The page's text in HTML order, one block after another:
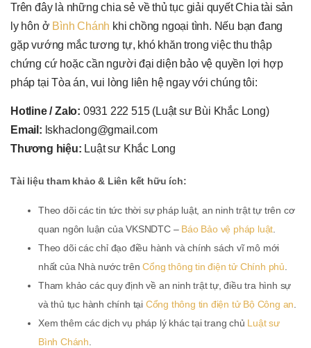
Trên đây là những chia sẻ về thủ tục giải quyết Chia tài sản
ly hôn ở Bình Chánh khi chồng ngoại tình. Nếu bạn đang
gặp vướng mắc tương tự, khó khăn trong việc thu thập
chứng cứ hoặc cần người đại diện bảo vệ quyền lợi hợp
pháp tại Tòa án, vui lòng liên hệ ngay với chúng tôi:
Hotline / Zalo: 0931 222 515 (Luật sư Bùi Khắc Long)
Email: lskhaclong@gmail.com
Thương hiệu: Luật sư Khắc Long
Tài liệu tham khảo & Liên kết hữu ích:
Theo dõi các tin tức thời sự pháp luật, an ninh trật tự trên cơ
quan ngôn luận của VKSNDTC – Báo Bảo vệ pháp luật
Theo dõi các chỉ đạo điều hành và chính sách vĩ mô mới
nhất của Nhà nước trênCổng thông tin điện tử Chính phủ
Tham khảo các quy định về an ninh trật tự, điều tra hình sự
và thủ tục hành chính tại Cổng thông tin điện tử Bộ Công an
Xem thêm các dịch vụ pháp lý khác tại trang chủ Luật sư
Bình Chánh